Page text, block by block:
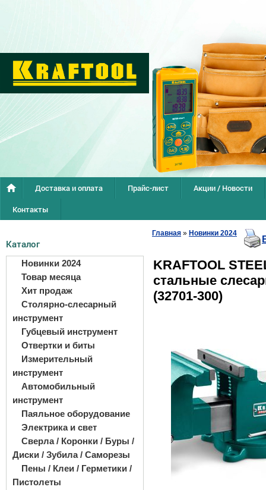
Доставка и оплата Прайс-лист
Акции / Новости
Контакты
Каталог
Новинки 2024
Товар месяца
Хит продаж
Столярно-слесарный
инструмент
Губцевый инструмент
Отвертки и биты
Измерительный
инструмент
Автомобильный
инструмент
Паяльное оборудование
Электрика и свет
Сверла / Коронки / Буры /
Диски / Зубила / Саморезы
Пены / Клеи / Герметики /
Пистолеты
Главная » Новинки 2024
KRAFTOOL
стальные
(32701-300)